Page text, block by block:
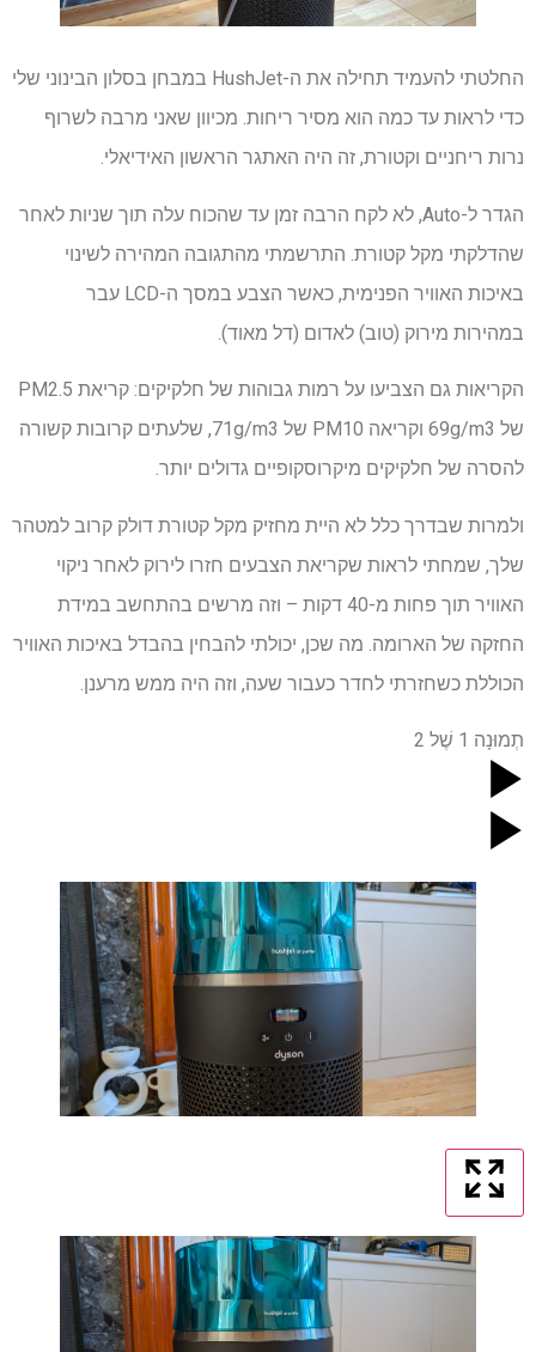
החלטתי להעמיד תחילה את ה-HushJet במבחן בסלון הבינוני שלי
כדי לראות עד כמה הוא מסיר ריחות. מכיוון שאני מרבה לשרוף
נרות ריחניים וקטורת, זה היה האתגר הראשון האידיאלי.
הגדר ל-Auto, לא לקח הרבה זמן עד שהכוח עלה תוך שניות לאחר
שהדלקתי מקל קטורת. התרשמתי מהתגובה המהירה לשינוי
באיכות האוויר הפנימית, כאשר הצבע במסך ה-LCD עבר
במהירות מירוק (טוב) לאדום (דל מאוד).
הקריאות גם הצביעו על רמות גבוהות של חלקיקים: קריאת PM2.5
של 69g/m3 וקריאה PM10 של 71g/m3, שלעתים קרובות קשורה
להסרה של חלקיקים מיקרוסקופיים גדולים יותר.
ולמרות שבדרך כלל לא היית מחזיק מקל קטורת דולק קרוב למטהר
שלך, שמחתי לראות שקריאת הצבעים חזרו לירוק לאחר ניקוי
האוויר תוך פחות מ-40 דקות – וזה מרשים בהתחשב במידת
החזקה של הארומה. מה שכן, יכולתי להבחין בהבדל באיכות האוויר
הכוללת כשחזרתי לחדר כעבור שעה, וזה היה ממש מרענן.
תְמוּנָה 1 שֶׁל 2